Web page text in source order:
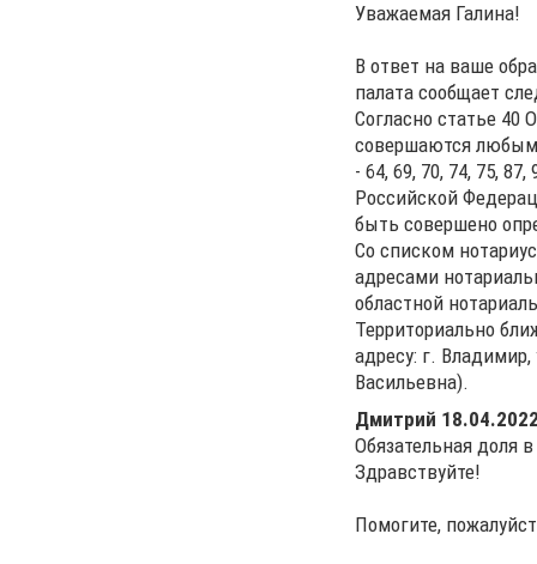
Уважаемая Галина!
В ответ на ваше
палата сообщает
Согласно статье 40
совершаются любым
- 64, 69, 70, 74, 75,
Российской
быть совершено
Со списком
адресами
областной
Территориально
адресу: г. Владимир,
Васильевна).
Дмитрий
Обязательная доля
Здравствуйте!
Помогите,